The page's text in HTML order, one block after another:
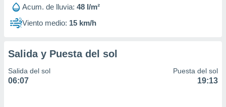
1199
Acum. de lluvia: 48 l/m²
Viento medio: 15 km/h
Salida y Puesta del sol
Salida del sol
06:07
Puesta del sol
19:13